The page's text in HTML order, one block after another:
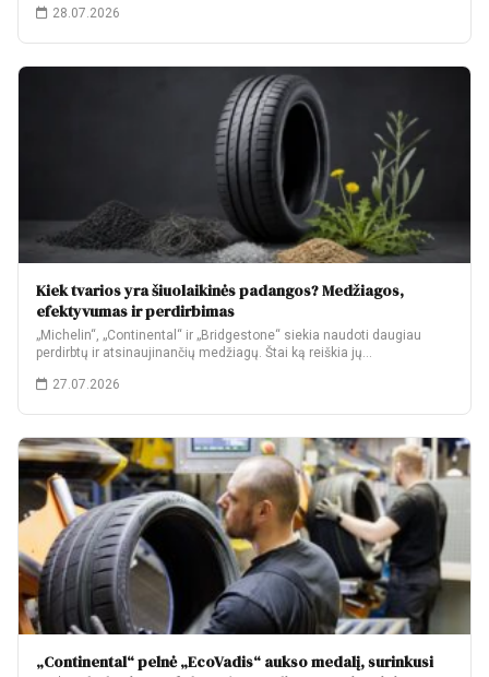
28.07.2026
Kiek tvarios yra šiuolaikinės padangos? Medžiagos,
efektyvumas ir perdirbimas
„Michelin“, „Continental“ ir „Bridgestone“ siekia naudoti daugiau
perdirbtų ir atsinaujinančių medžiagų. Štai ką reiškia jų…
27.07.2026
„Continental“ pelnė „EcoVadis“ aukso medalį, surinkusi